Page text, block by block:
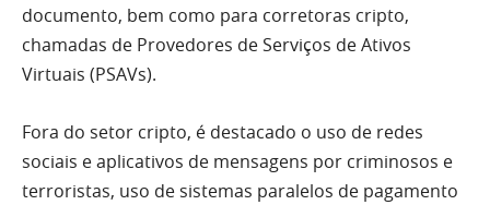
documento, bem como para corretoras cripto,
chamadas de Provedores de Serviços de Ativos
Virtuais (PSAVs).
Fora do setor cripto, é destacado o uso de redes
sociais e aplicativos de mensagens por criminosos e
terroristas, uso de sistemas paralelos de pagamento